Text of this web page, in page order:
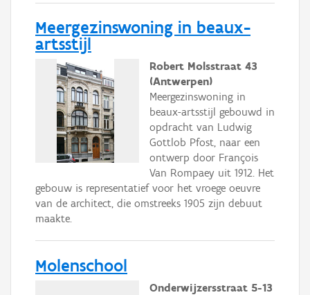
Meergezinswoning in beaux-
artsstijl
Robert Molsstraat 43
(Antwerpen)
Meergezinswoning in
beaux-artsstijl gebouwd in
opdracht van Ludwig
Gottlob Pfost, naar een
ontwerp door François
Van Rompaey uit 1912. Het
gebouw is representatief voor het vroege oeuvre
van de architect, die omstreeks 1905 zijn debuut
maakte.
Molenschool
Onderwijzersstraat 5-13